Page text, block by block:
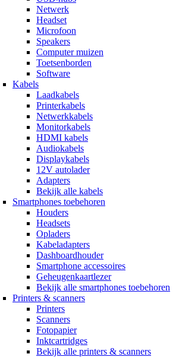
Netwerk
Headset
Microfoon
Speakers
Computer muizen
Toetsenborden
Software
Kabels
Laadkabels
Printerkabels
Netwerkkabels
Monitorkabels
HDMI kabels
Audiokabels
Displaykabels
12V autolader
Adapters
Bekijk alle kabels
Smartphones toebehoren
Houders
Headsets
Opladers
Kabeladapters
Dashboardhouder
Smartphone accessoires
Geheugenkaartlezer
Bekijk alle smartphones toebehoren
Printers & scanners
Printers
Scanners
Fotopapier
Inktcartridges
Bekijk alle printers & scanners